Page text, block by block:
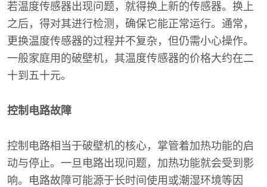
若温度传感器出现问题，就得换上新的传感器。换上
之后，得对其进行检测，确保它能正常运行。通常，
更换温度传感器的过程并不复杂，但仍需小心操作。
一般家庭用的破壁机，其温度传感器的价格大约在二
十到五十元。
控制电路故障
控制电路相当于破壁机的核心，掌管着加热功能的启
动与停止。一旦电路出现问题，加热功能就会受到影
响。电路故障可能源于长时间使用或潮湿环境等因